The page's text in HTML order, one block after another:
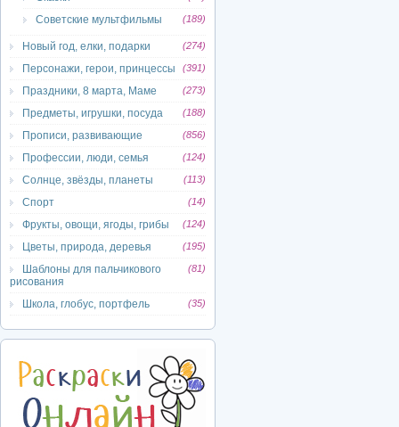
Советские мультфильмы (189)
Новый год, елки, подарки (274)
Персонажи, герои, принцессы (391)
Праздники, 8 марта, Маме (273)
Предметы, игрушки, посуда (188)
Прописи, развивающие (856)
Профессии, люди, семья (124)
Солнце, звёзды, планеты (113)
Спорт (14)
Фрукты, овощи, ягоды, грибы (124)
Цветы, природа, деревья (195)
Шаблоны для пальчикового
рисования
(81)
Школа, глобус, портфель (35)